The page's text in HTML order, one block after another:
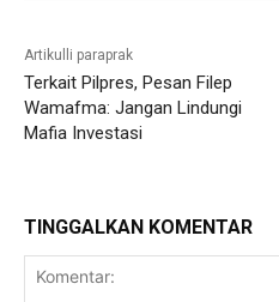
Artikulli paraprak
Terkait Pilpres, Pesan Filep
Wamafma: Jangan Lindungi
Mafia Investasi
TINGGALKAN KOMENTAR